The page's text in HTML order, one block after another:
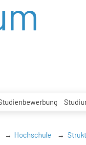
Hochschule